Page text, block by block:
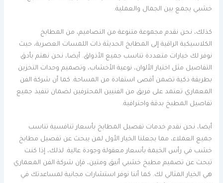
خشبي يجمع بين الجمال والعملية.
كذلك، نحن نقدم مجموعة متنوعة من التصاميم، من المطابخ
الكلاسيكية الراقية إلى المطابخ الحديثة ذات اللمسات العصرية، حيث
نوفر لك خيارات متعددة تناسب جميع الأذواق. أيضا، نحن نهتم بأدق
التفاصيل مثل اختيار الألوان، نوعية الأخشاب، وتصميم وحدات التخزين
بطريقة ذكية تضمن أقصى استفادة من المساحة. كما أن شركة الفن
المعماري تعتمد على فريق من الفنيين المحترفين لضمان تنفيذ جميع
تفاصيل المطبخ بدقة واحترافية.
أيضا، نحن نقدم خدمات تفصيل المطابخ بأسعار تنافسية تناسب
جميع العملاء، مما يجعلنا الخيار الأول لمن يبحث عن تفصيل مطابخ
خشب في رأس الخيمة بأسعار معقولة وجودة عالية. لذلك، إذا كنت
تبحث عن تصميم مطبخ خشبي أنيق ومتين، فإن شركة الفن المعماري
هي الخيار المثالي لك. كما أننا نوفر استشارات مجانية لمساعدتك في